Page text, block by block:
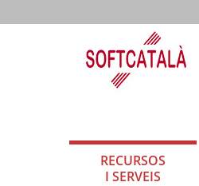
RECURSOS
I SERVEIS